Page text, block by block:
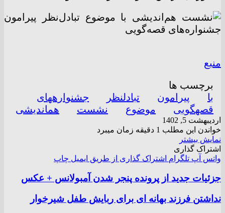
منبع
برچسب ها
با
پیرامون تبادلنظر
جشنوارههای
قصهگویی
موضوع نشست هماندیشی
اردیبهشت 5, 1402
خواندن این مطلب 1 دقیقه زمان میبرد
نمایش بیشتر
اشتراک گذاری
واتس آپ تلگرام اشتراک گذاری از طریق ایمیل چاپ
جزئیات جدید از پرونده پنجر شدن آمبولانس + عکس
نداشتن فرزند بهانه ای برای ربایش طفل شیرخوار